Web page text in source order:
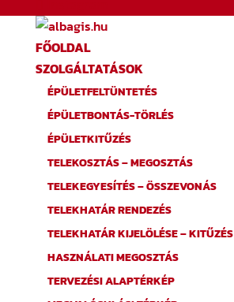
FŐOLDAL
SZOLGÁLTATÁSOK
ÉPÜLETFELTÜNTETÉS
ÉPÜLETBONTÁS-TÖRLÉS
ÉPÜLETKITŰZÉS
TELEKOSZTÁS – MEGOSZTÁS
TELEKEGYESÍTÉS – ÖSSZEVONÁS
TELEKHATÁR RENDEZÉS
TELEKHATÁR KIJELÖLÉSE – KITŰZÉS
HASZNÁLATI MEGOSZTÁS
TERVEZÉSI ALAPTÉRKÉP